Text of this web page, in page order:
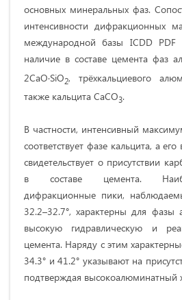
основных минеральных фаз.
интенсивности дифракционных
международной базы ICDD PDF
наличие в составе цемента фаз
2CaO·SiO2, трёхкальциевого
также кальцита CaCO3.
В частности, интенсивный
соответствует фазе кальцита, а
свидетельствует о присутствии
в составе цемента.
дифракционные пики,
32.2–32.7°, характерны для фазы
высокую гидравлическую и
цемента. Наряду с этим
34.3° и 41.2° указывают на
подтверждая высокоалюминатный